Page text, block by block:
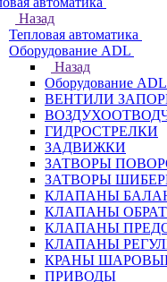
Назад
Тепловая автоматика
Оборудование ADL
Назад
Оборудование ADL
ВЕНТИЛИ
ГИДРОСТРЕЛКИ
ЗАДВИЖКИ
ЗАТВОРЫ
ЗАТВОРЫ
КЛАПАНЫ
КЛАПАНЫ
КЛАПАНЫ
КЛАПАНЫ
КРАНЫ
ПРИВОДЫ